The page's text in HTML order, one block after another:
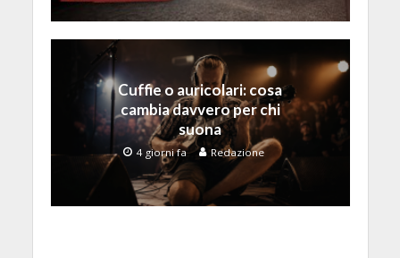
Cuffie o auricolari: cosa
cambia davvero per chi
suona
4 giorni fa Redazione